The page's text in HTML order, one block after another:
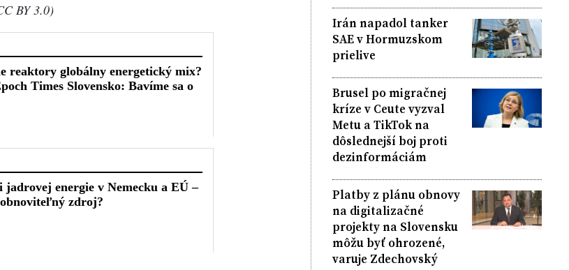
BY 3.0)
Irán napadol tanker
SAE v Hormuzskom
prielive
Brusel po migračnej
kríze v Ceute vyzval
Metu a TikTok na
dôslednejší boj proti
dezinformáciám
Platby z plánu obnovy
na digitalizačné
projekty na Slovensku
môžu byť ohrozené,
varuje Zdechovský